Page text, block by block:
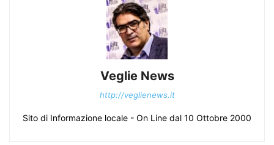
Veglie News
http://veglienews.it
Sito di Informazione locale - On Line dal 10 Ottobre 2000